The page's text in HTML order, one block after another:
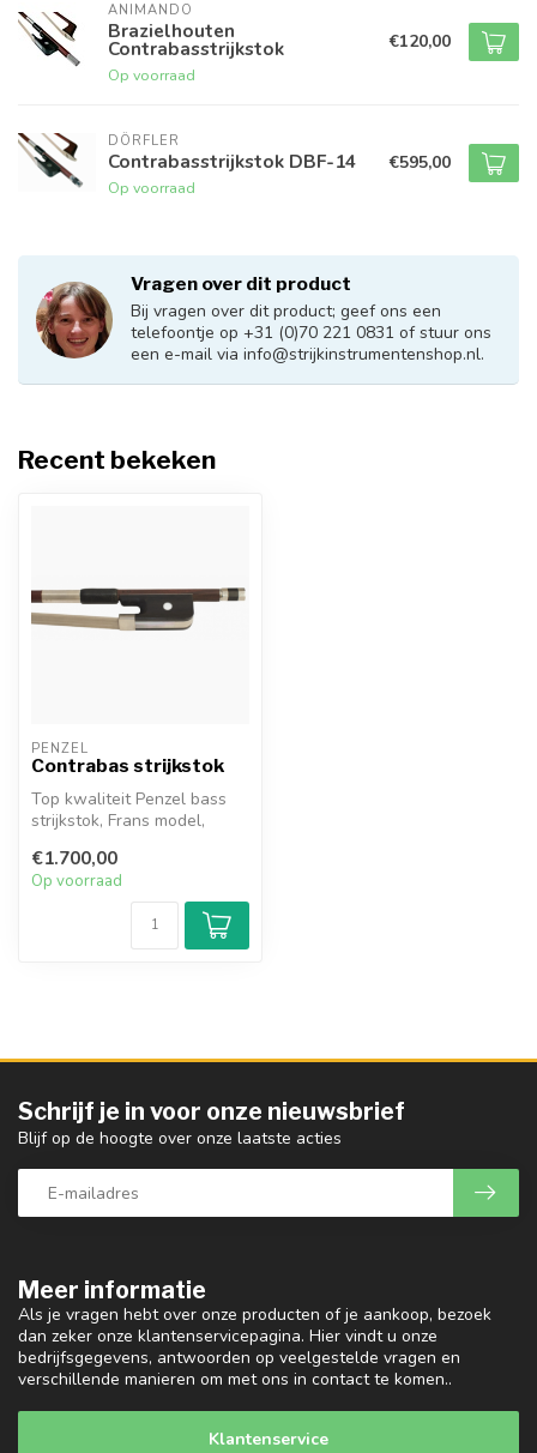
ANIMANDO
Brazielhouten
Contrabasstrijkstok
Op voorraad
€120,00
DÖRFLER
Contrabasstrijkstok DBF-14
Op voorraad
€595,00
Vragen over dit product
Bij vragen over dit product; geef ons een
telefoontje op +31 (0)70 221 0831 of stuur ons
een e-mail via info@strijkinstrumentenshop.nl.
Recent bekeken
PENZEL
Contrabas strijkstok
Top kwaliteit Penzel bass
strijkstok, Frans model,
geselect...
€1.700,00
Op voorraad
Meer informatie
Als je vragen hebt over onze producten of je aankoop, bezoek
dan zeker onze klantenservicepagina. Hier vindt u onze
bedrijfsgegevens, antwoorden op veelgestelde vragen en
verschillende manieren om met ons in contact te komen..
Klantenservice
Schrijf je in voor onze nieuwsbrief
Blijf op de hoogte over onze laatste acties